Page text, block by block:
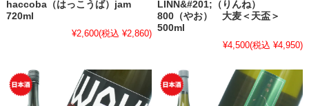
haccoba（はっこうば）jam
720ml
¥2,600(税込 ¥2,860)
LINN&#201;（りんね）
800（やお） 大麦＜天盃＞
500ml
¥4,500(税込 ¥4,950)